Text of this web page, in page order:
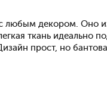
любым декором. Оно
ткань идеально
прост, но